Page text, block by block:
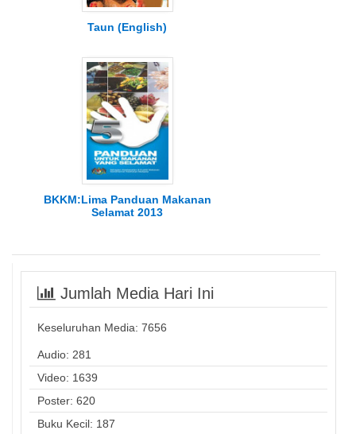
Taun (English)
BKKM:Lima Panduan Makanan
Selamat 2013
Jumlah Media Hari Ini
Keseluruhan Media: 7656
Audio: 281
Video: 1639
Poster: 620
Buku Kecil: 187